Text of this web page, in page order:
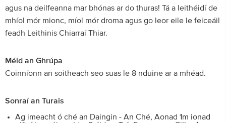
agus na deilfeanna mar bhónas ar do thuras! Tá a leithéidí de
mhíol mór mionc, míol mór droma agus go leor eile le feiceáil
feadh Leithinis Chiarraí Thiar.
Méid an Ghrúpa
Coinníonn an soitheach seo suas le 8 nduine ar a mhéad.
Sonraí an Turais
Ag imeacht ó ché an Daingin - An Ché, Aonad 1m ionad